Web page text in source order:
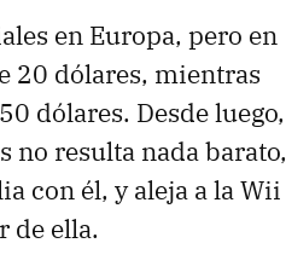
en Europa, pero en
20 dólares, mientras
dólares. Desde luego,
no resulta nada barato,
con él, y aleja a la Wii
de ella.